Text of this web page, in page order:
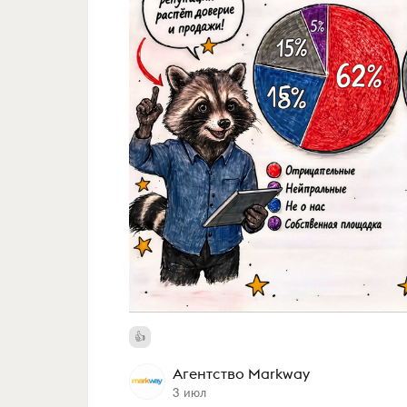
Агентство Markway
3 июл